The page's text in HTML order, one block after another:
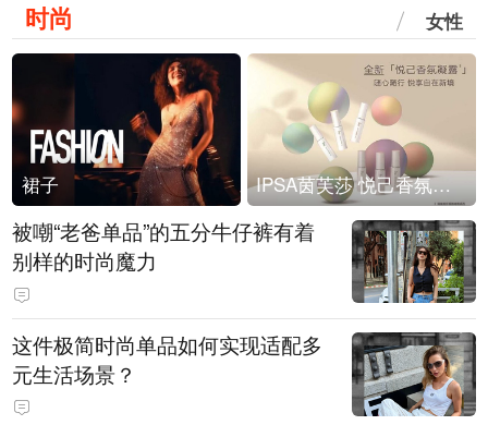
时尚 女性
裙子 IPSA茵芙莎 悦己香氛凝露上市
被嘲“老爸单品”的五分牛仔裤有着
别样的时尚魔力
这件极简时尚单品如何实现适配多
元生活场景？